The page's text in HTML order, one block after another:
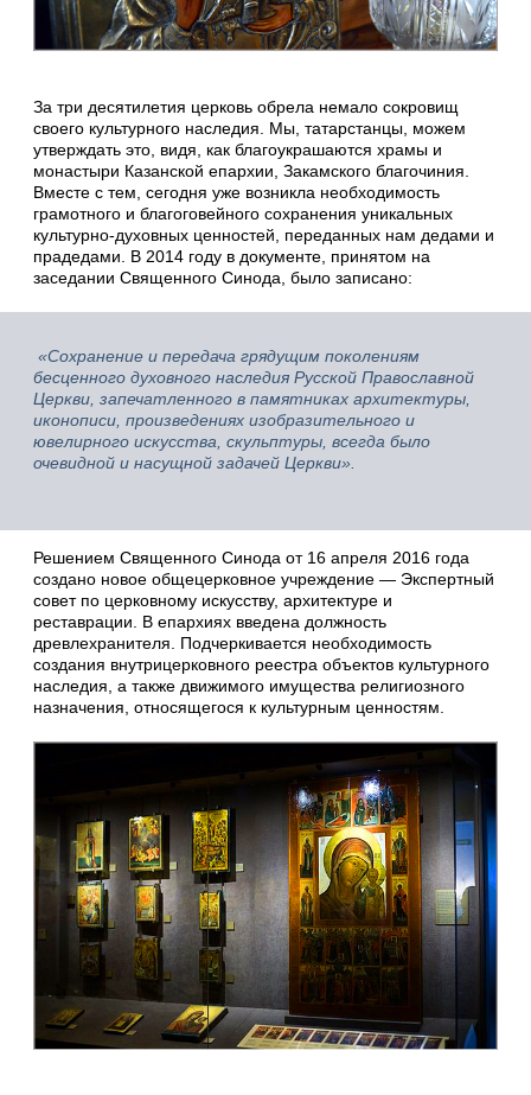
За три десятилетия церковь обрела немало сокровищ
своего культурного наследия. Мы, татарстанцы, можем
утверждать это, видя, как благоукрашаются храмы и
монастыри Казанской епархии, Закамского благочиния.
Вместе с тем, сегодня уже возникла необходимость
грамотного и благоговейного сохранения уникальных
культурно-духовных ценностей, переданных нам дедами и
прадедами. В 2014 году в документе, принятом на
заседании Священного Синода, было записано:
«Сохранение и передача грядущим поколениям
бесценного духовного наследия Русской Православной
Церкви, запечатленного в памятниках архитектуры,
иконописи, произведениях изобразительного и
ювелирного искусства, скульптуры, всегда было
очевидной и насущной задачей Церкви».
Решением Священного Синода от 16 апреля 2016 года
создано новое общецерковное учреждение — Экспертный
совет по церковному искусству, архитектуре и
реставрации. В епархиях введена должность
древлехранителя. Подчеркивается необходимость
создания внутрицерковного реестра объектов культурного
наследия, а также движимого имущества религиозного
назначения, относящегося к культурным ценностям.